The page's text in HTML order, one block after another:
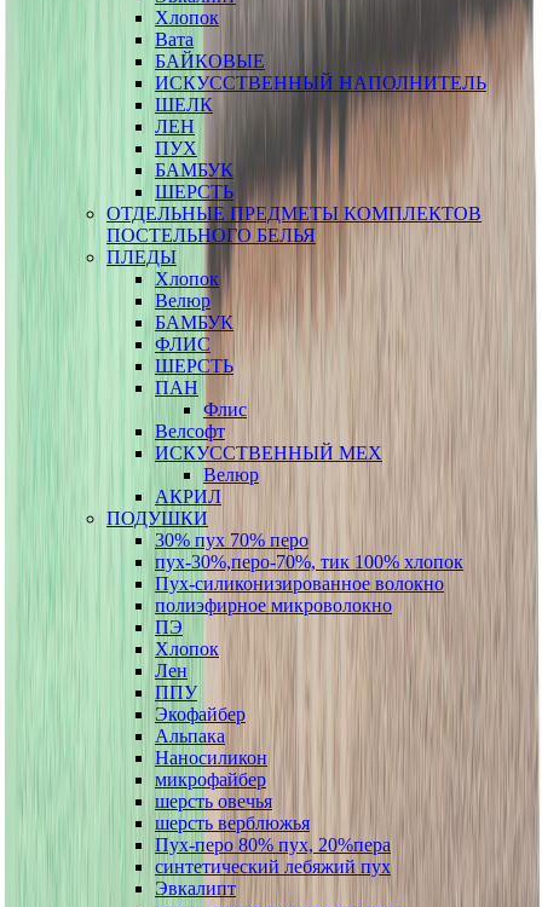
Хлопок
Вата
БАЙКОВЫЕ
ИСКУССТВЕННЫЙ НАПОЛНИТЕЛЬ
ШЕЛК
ЛЕН
ПУХ
БАМБУК
ШЕРСТЬ
ОТДЕЛЬНЫЕ ПРЕДМЕТЫ КОМПЛЕКТОВ
ПОСТЕЛЬНОГО БЕЛЬЯ
ПЛЕДЫ
Хлопок
Велюр
БАМБУК
ФЛИС
ШЕРСТЬ
ПАН
Флис
Велсофт
ИСКУССТВЕННЫЙ МЕХ
Велюр
АКРИЛ
ПОДУШКИ
30% пух 70% перо
пух-30%,перо-70%, тик 100% хлопок
Пух-силиконизированное волокно
полиэфирное микроволокно
ПЭ
Хлопок
Лен
ППУ
Экофайбер
Альпака
Наносиликон
микрофайбер
шерсть овечья
шерсть верблюжья
Пух-перо 80% пух, 20%пера
синтетический лебяжий пух
Эвкалипт